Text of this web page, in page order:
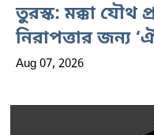
তুরস্ক: মক্কা যৌথ
নিরাপত্তার জন্য
Aug 07, 2026